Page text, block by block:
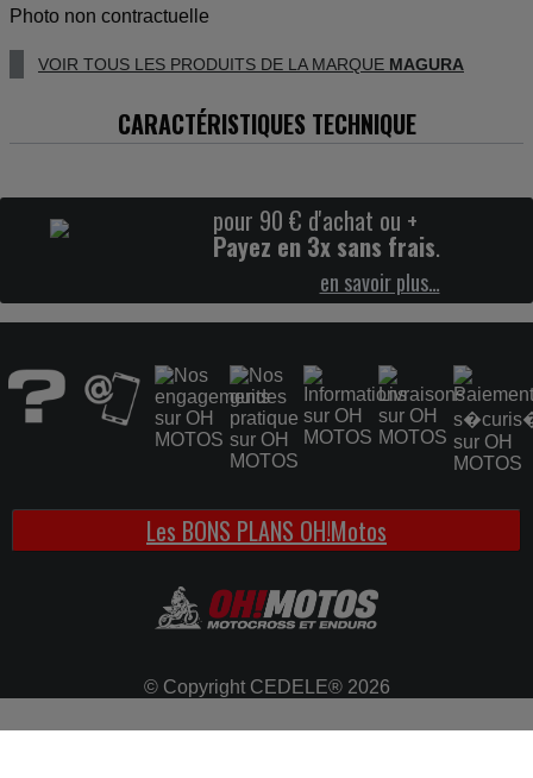
Photo non contractuelle
VOIR TOUS LES PRODUITS DE LA MARQUE MAGURA
CARACTÉRISTIQUES TECHNIQUE
pour 90 € d'achat ou +
Payez en 3x sans frais.
en savoir plus…
Les BONS PLANS OH!Motos
© Copyright CEDELE® 2026